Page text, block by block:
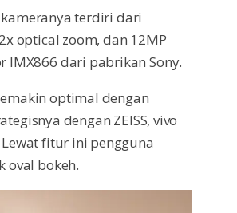
terdiri dari
optical zoom, dan 12MP
IMX866 dari pabrikan Sony.
optimal dengan
dengan ZEISS, vivo
fitur ini pengguna
oval bokeh.